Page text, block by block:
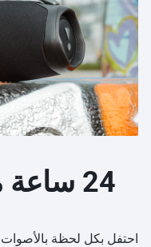
24 ساعة من وقت اللعب
احتفل بكل لحظة بالأصوات